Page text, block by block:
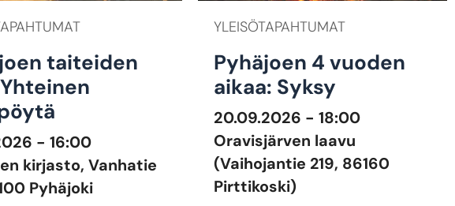
taiteiden
- 16:00
kirjasto, Vanhatie
Pyhäjoki
YLEISÖTAPAHTUMAT
Pyhäjoen 4 vuoden
aikaa: Syksy
20.09.2026 - 18:00
Oravisjärven laavu
(Vaihojantie 219, 86160
Pirttikoski)